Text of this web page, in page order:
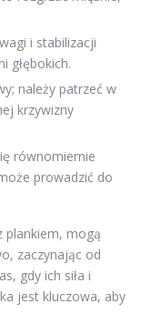
i stabilizacji
głębokich.
należy patrzeć w
krzywizny
równomiernie
prowadzić do
plankiem, mogą
zaczynając od
gdy ich siła i
jest kluczowa, aby